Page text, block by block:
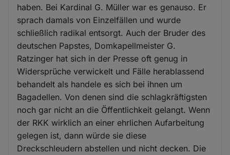
haben. Bei Kardinal G. Müller war es genauso. Er
sprach damals von Einzelfällen und wurde
schließlich radikal entsorgt. Auch der Bruder des
deutschen Papstes, Domkapellmeister G.
Ratzinger hat sich in der Presse oft genug in
Widersprüche verwickelt und Fälle herablassend
behandelt als handele es sich bei ihnen um
Bagadellen. Von denen sind die schlagkräftigsten
noch gar nicht an die Öffentlichkeit gelangt. Wenn
der RKK wirklich an einer ehrlichen Aufarbeitung
gelegen ist, dann würde sie diese
Dreckschleudern abstellen und nicht decken. Die